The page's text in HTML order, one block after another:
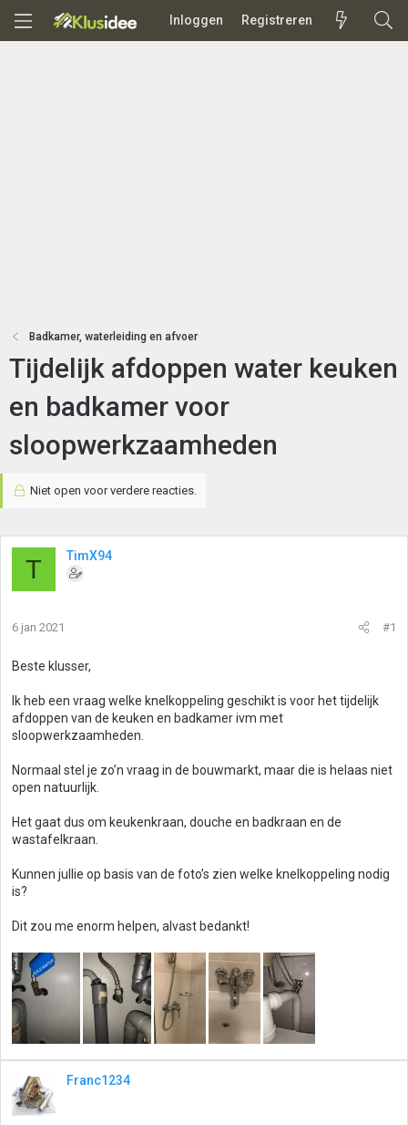
Inloggen Registreren
Badkamer, waterleiding en afvoer
Tijdelijk afdoppen water keuken
en badkamer voor
sloopwerkzaamheden
Niet open voor verdere reacties.
T TimX94
6 jan 2021 #1
Beste klusser,
Ik heb een vraag welke knelkoppeling geschikt is voor het tijdelijk
afdoppen van de keuken en badkamer ivm met
sloopwerkzaamheden.
Normaal stel je zo’n vraag in de bouwmarkt, maar die is helaas niet
open natuurlijk.
Het gaat dus om keukenkraan, douche en badkraan en de
wastafelkraan.
Kunnen jullie op basis van de foto’s zien welke knelkoppeling nodig
is?
Dit zou me enorm helpen, alvast bedankt!
Franc1234